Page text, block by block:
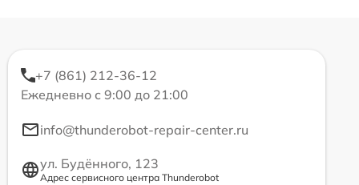
+7 (861) 212-36-12
Ежедневно с 9:00 до 21:00
info@thunderobot-repair-center.ru
ул. Будённого, 123
Адрес сервисного центра Thunderobot